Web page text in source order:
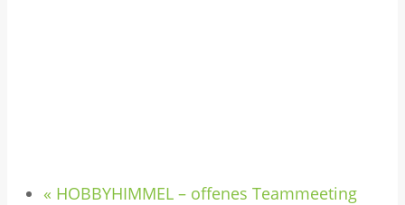
« HOBBYHIMMEL – offenes Teammeeting